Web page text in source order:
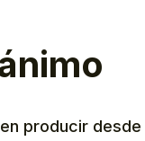
producir